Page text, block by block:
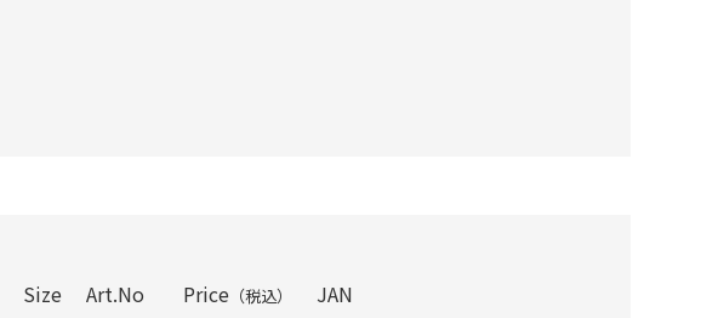
Size Art.No Price（税込） JAN